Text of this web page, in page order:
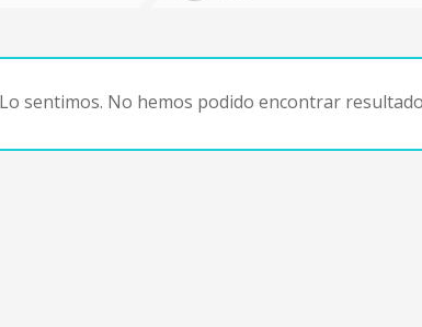
Lo sentimos. No hemos podido encontrar